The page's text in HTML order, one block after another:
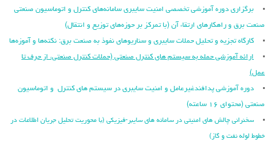
برگزاری دوره آموزشی تخصصی امنیت سایبری سامانه‌های کنترل و اتوماسیون صنعتی
صنعت برق و راهکارهای ارتقاء آن (با تمرکز بر حوزه‌های توزیع و انتقال)
کارگاه تجزیه و تحلیل حملات سایبری و سناریوهای نفوذ به صنعت برق: نکته‌ها و آموزه‌ها
ارائه آموزشی حمله به سیستم های کنترل صنعتی (حملات کنترل صنعتی، از حرف تا
عمل)
دوره آموزشی پدافندغیرعامل و امنیت سایبری در سیستم های کنترل و اتوماسیون
صنعتی (محتوای ۱۶ ساعته)
سخنرانی چالش های امنیتی در سامانه های سایبر-فیزیکی (با محوریت تحلیل جریان اطلاعات در
خطوط لوله نفت و گاز)